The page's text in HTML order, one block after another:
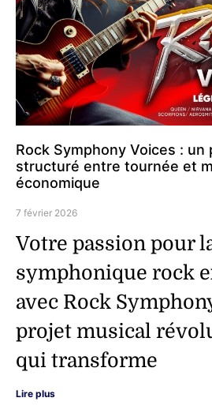
Rock Symphony Voices : un
structuré entre tournée et
économique
7 février 2026
Votre passion pour
symphonique rock
avec Rock
projet musical
qui transforme
Lire plus